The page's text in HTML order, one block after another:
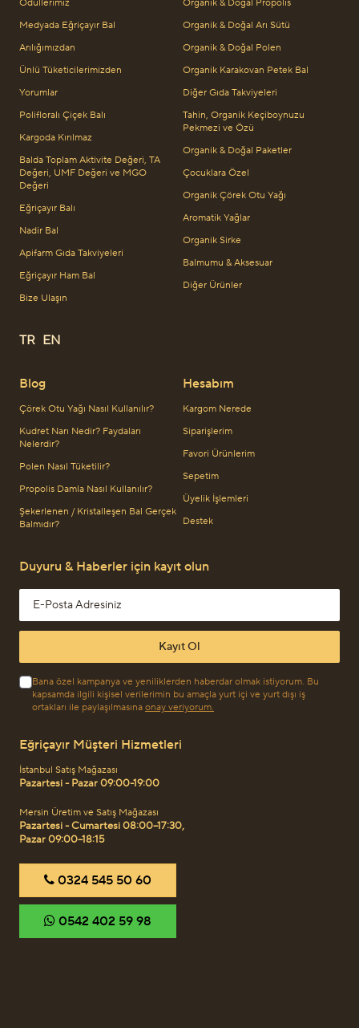
Ödüllerimiz
Medyada Eğriçayır Bal
Arılığımızdan
Ünlü Tüketicilerimizden
Yorumlar
Polifloralı Çiçek Balı
Kargoda Kırılmaz
Balda Toplam Aktivite Değeri, TA
Değeri, UMF Değeri ve MGO
Değeri
Eğriçayır Balı
Nadir Bal
Apifarm Gıda Takviyeleri
Eğriçayır Ham Bal
Bize Ulaşın
TR EN
Blog
Çörek Otu Yağı Nasıl Kullanılır?
Kudret Narı Nedir? Faydaları
Nelerdir?
Polen Nasıl Tüketilir?
Propolis Damla Nasıl Kullanılır?
Şekerlenen / Kristalleşen Bal Gerçek
Balmıdır?
Organik & Doğal Propolis
Organik & Doğal Arı Sütü
Organik & Doğal Polen
Organik Karakovan Petek Bal
Diğer Gıda Takviyeleri
Tahin, Organik Keçiboynuzu
Pekmezi ve Özü
Organik & Doğal Paketler
Çocuklara Özel
Organik Çörek Otu Yağı
Aromatik Yağlar
Organik Sirke
Balmumu & Aksesuar
Diğer Ürünler
Hesabım
Kargom Nerede
Siparişlerim
Favori Ürünlerim
Sepetim
Üyelik İşlemleri
Destek
Duyuru & Haberler için kayıt olun
Email address
Kayıt Ol
Bana özel kampanya ve yeniliklerden haberdar olmak istiyorum. Bu
kapsamda ilgili kişisel verilerimin bu amaçla yurt içi ve yurt dışı iş
ortakları ile paylaşılmasına onay veriyorum.
Eğriçayır Müşteri Hizmetleri
İstanbul Satış Mağazası
Pazartesi - Pazar 09:00-19:00
Mersin Üretim ve Satış Mağazası
Pazartesi - Cumartesi 08:00–17:30,
Pazar 09:00–18:15
‎0324 545 50 60
‎0542 402 59 98